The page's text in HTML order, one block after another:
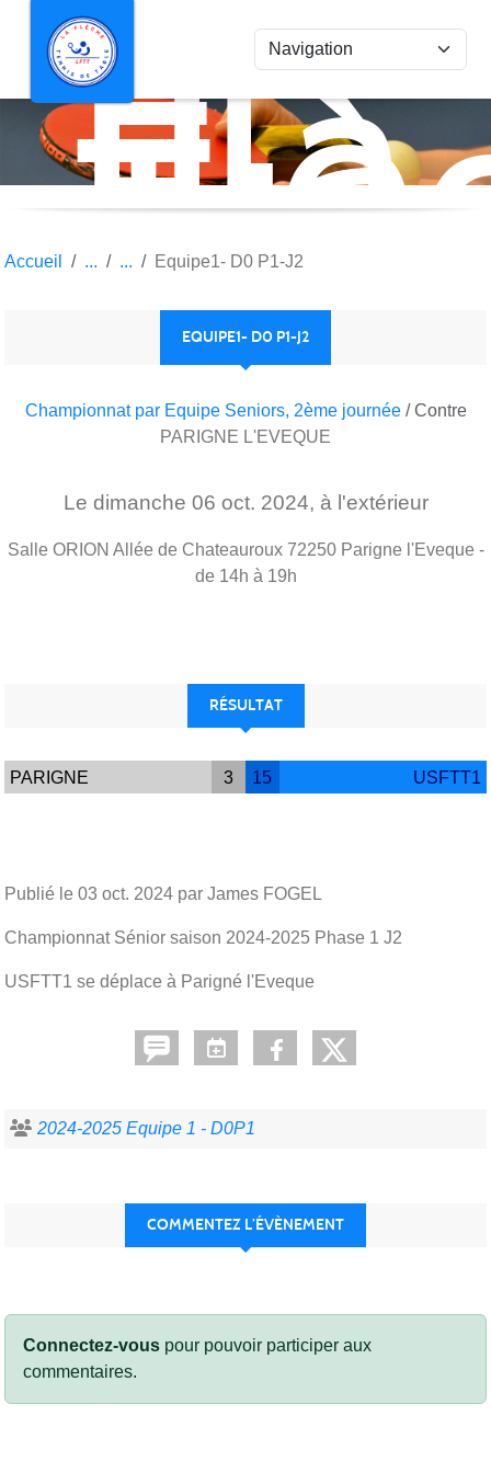
La
de
Accueil Equipe1- D0 P1-J2
EQUIPE1- D0 P1-J2
Championnat par Equipe Seniors, 2ème journée / Contre
PARIGNE L'EVEQUE
Le dimanche 06 oct. 2024, à l'extérieur
Salle ORION Allée de Chateauroux 72250 Parigne l'Eveque -
de 14h à 19h
RÉSULTAT
PARIGNE 3 15 USFTT1
Publié le 03 oct. 2024 par James FOGEL
Championnat Sénior saison 2024-2025 Phase 1 J2
USFTT1 se déplace à Parigné l'Eveque
2024-2025 Equipe 1 - D0P1
COMMENTEZ L’ÉVÈNEMENT
Connectez-vous pour pouvoir participer aux
commentaires.
Panneau de gestion des cookies